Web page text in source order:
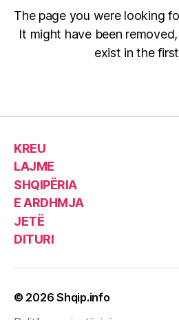
KREU
LAJME
SHQIPËRIA
E ARDHMJA
JETË
DITURI
© 2026Shqip.info